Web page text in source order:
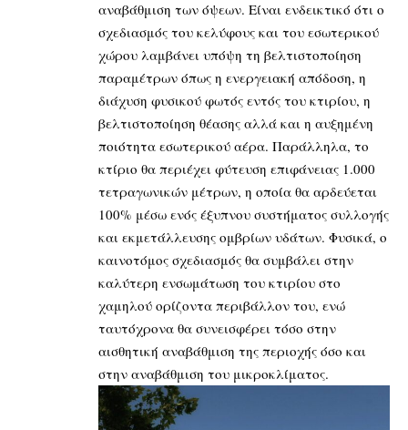
αναβάθμιση των όψεων. Είναι ενδεικτικό ότι ο
σχεδιασμός του κελύφους και του εσωτερικού
χώρου λαμβάνει υπόψη τη βελτιστοποίηση
παραμέτρων όπως η ενεργειακή απόδοση, η
διάχυση φυσικού φωτός εντός του κτιρίου, η
βελτιστοποίηση θέασης αλλά και η αυξημένη
ποιότητα εσωτερικού αέρα. Παράλληλα, το
κτίριο θα περιέχει φύτευση επιφάνειας 1.000
τετραγωνικών μέτρων, η οποία θα αρδεύεται
100% μέσω ενός έξυπνου συστήματος συλλογής
και εκμετάλλευσης ομβρίων υδάτων. Φυσικά, ο
καινοτόμος σχεδιασμός θα συμβάλει στην
καλύτερη ενσωμάτωση του κτιρίου στο
χαμηλού ορίζοντα περιβάλλον του, ενώ
ταυτόχρονα θα συνεισφέρει τόσο στην
αισθητική αναβάθμιση της περιοχής όσο και
στην αναβάθμιση του μικροκλίματος.